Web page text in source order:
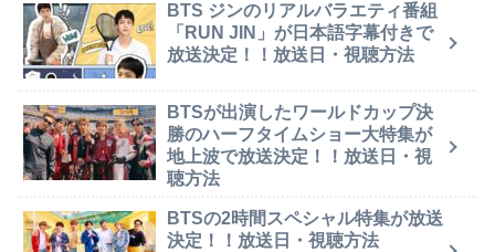
BTS ジンのリアルバラエティ番組
「RUN JIN」が日本語字幕付きで
放送決定！！放送日・視聴方法
BTSが出演したワールドカップ決
勝のハーフタイムショー大特集が
地上波で放送決定！！放送日・視
聴方法
BTSの2時間スペシャル特集が放送
決定！！放送日・視聴方法